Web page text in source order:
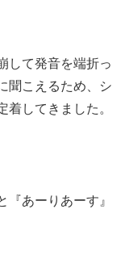
して発音を端折っ
聞こえるため、シ
着してきました。
あーりあーす』